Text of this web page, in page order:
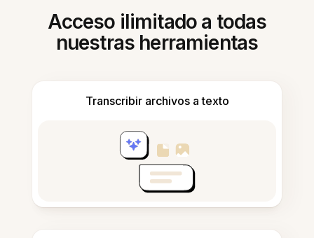
Acceso ilimitado a todas
nuestras herramientas
Transcribir archivos a texto